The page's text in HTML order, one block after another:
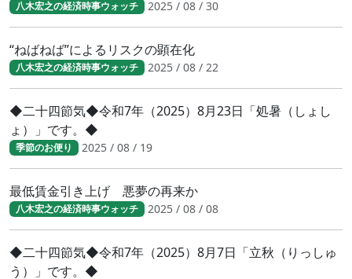
八木宏之の経済時事ウォッチ 2025 / 08 / 30
“ねばねば”によるリスクの顕在化
八木宏之の経済時事ウォッチ 2025 / 08 / 22
◆二十四節気◆令和7年（2025）8月23日「処暑（しょし
ょ）」です。◆
季節のお便り 2025 / 08 / 19
最低賃金引き上げ 悪夢の再来か
八木宏之の経済時事ウォッチ 2025 / 08 / 08
◆二十四節気◆令和7年（2025）8月7日「立秋（りっしゅ
う）」です。◆